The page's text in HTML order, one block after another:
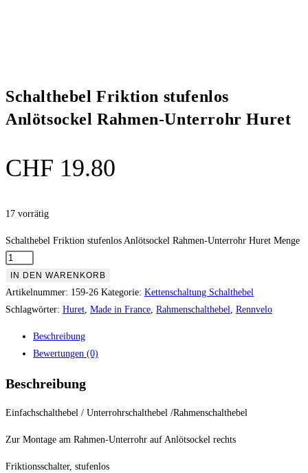
Schalthebel Friktion stufenlos
Anlötsockel Rahmen-Unterrohr Huret
CHF 19.80
17 vorrätig
Schalthebel Friktion stufenlos Anlötsockel Rahmen-Unterrohr Huret Menge
IN DEN WARENKORB
Artikelnummer: 159-26 Kategorie: Kettenschaltung Schalthebel
Schlagwörter: Huret Made in France Rahmenschalthebel Rennvelo
Beschreibung
Bewertungen (0)
Beschreibung
Einfachschalthebel / Unterrohrschalthebel /Rahmenschalthebel
Zur Montage am Rahmen-Unterrohr auf Anlötsockel rechts
Friktionsschalter, stufenlos